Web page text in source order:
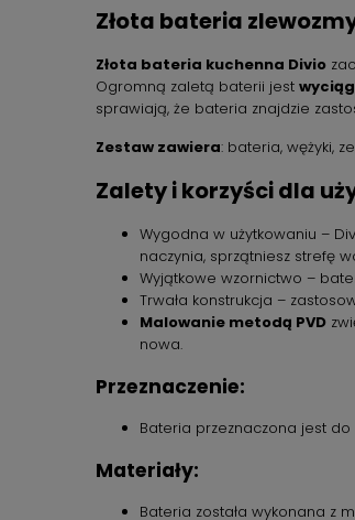
Złota bateria
Złota bateria kuchenna Divio
Ogromną zaletą baterii jest
sprawiają, że bateria znajdzie
Zestaw zawiera: bateria, wężyki,
Zalety i korzyści dla
Wygodna w użytkowaniu –
naczynia, sprzątniesz strefę
Wyjątkowe wzornictwo –
Trwała konstrukcja –
Malowanie metodą PVD
nowa.
Przeznaczenie:
Bateria przeznaczona jest
Materiały:
Bateria została wykonana z